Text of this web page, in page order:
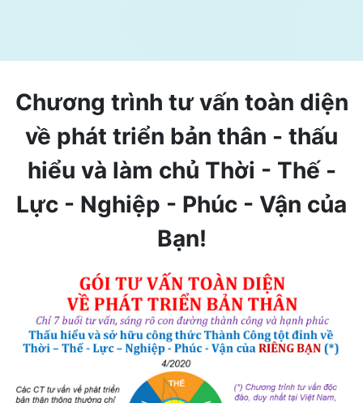
Chương trình tư vấn toàn diện
về phát triển bản thân - thấu
hiểu và làm chủ Thời - Thế -
Lực - Nghiệp - Phúc - Vận của
Bạn!